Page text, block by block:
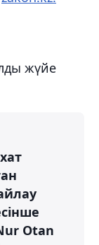
жүйе
Otan